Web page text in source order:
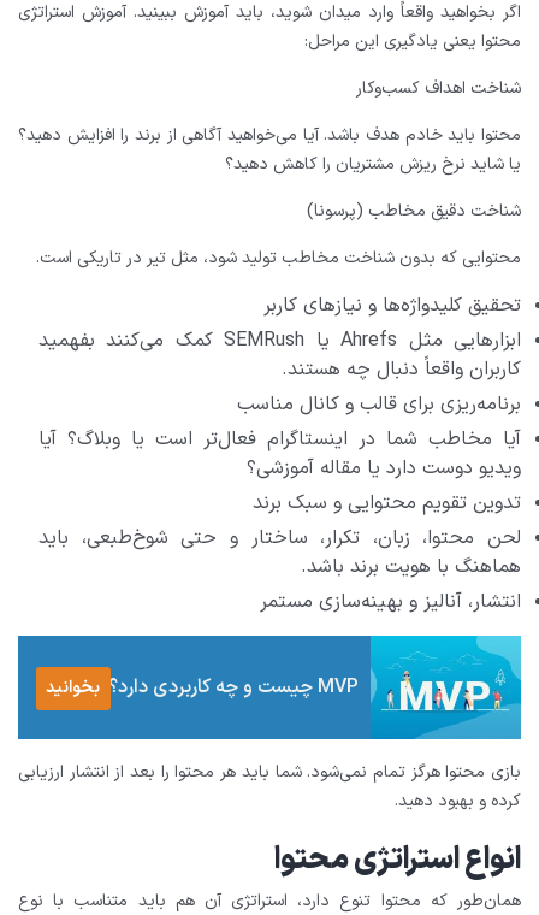
اگر بخواهید واقعاً وارد میدان شوید، باید آموزش ببینید. آموزش استراتژی
محتوا یعنی یادگیری این مراحل:
شناخت اهداف کسب‌وکار
محتوا باید خادم هدف باشد. آیا می‌خواهید آگاهی از برند را افزایش دهید؟
یا شاید نرخ ریزش مشتریان را کاهش دهید؟
شناخت دقیق مخاطب (پرسونا)
محتوایی که بدون شناخت مخاطب تولید شود، مثل تیر در تاریکی است.
تحقیق کلیدواژه‌ها و نیازهای کاربر
ابزارهایی مثل Ahrefs یا SEMRush کمک می‌کنند بفهمید
کاربران واقعاً دنبال چه هستند.
برنامه‌ریزی برای قالب و کانال مناسب
آیا مخاطب شما در اینستاگرام فعال‌تر است یا وبلاگ؟ آیا
ویدیو دوست دارد یا مقاله آموزشی؟
تدوین تقویم محتوایی و سبک برند
لحن محتوا، زبان، تکرار، ساختار و حتی شوخ‌طبعی، باید
هماهنگ با هویت برند باشد.
انتشار، آنالیز و بهینه‌سازی مستمر
MVP چیست و چه کاربردی دارد؟ بخوانید
بازی محتوا هرگز تمام نمی‌شود. شما باید هر محتوا را بعد از انتشار ارزیابی
کرده و بهبود دهید.
انواع استراتژی محتوا
همان‌طور که محتوا تنوع دارد، استراتژی آن هم باید متناسب با نوع